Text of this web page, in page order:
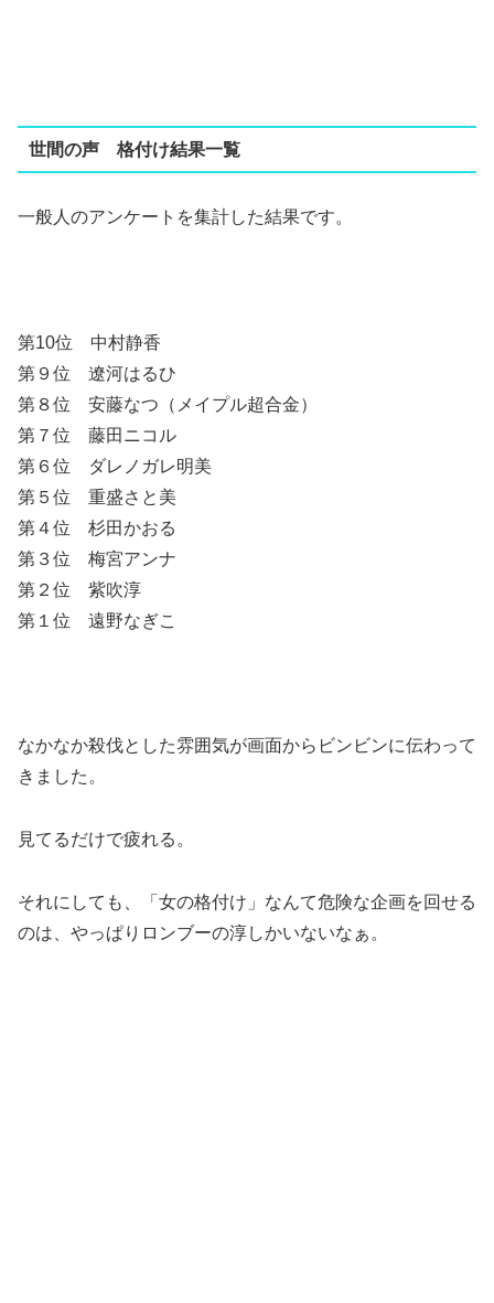
世間の声 格付け結果一覧
一般人のアンケートを集計した結果です。
第10位 中村静香
第９位 遼河はるひ
第８位 安藤なつ（メイプル超合金）
第７位 藤田ニコル
第６位 ダレノガレ明美
第５位 重盛さと美
第４位 杉田かおる
第３位 梅宮アンナ
第２位 紫吹淳
第１位 遠野なぎこ
なかなか殺伐とした雰囲気が画面からビンビンに伝わって
きました。
見てるだけで疲れる。
それにしても、「女の格付け」なんて危険な企画を回せる
のは、やっぱりロンブーの淳しかいないなぁ。